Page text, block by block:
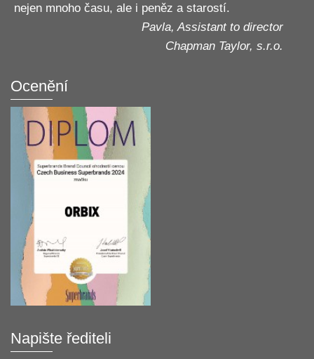
nejen mnoho času, ale i peněz a starostí.
Pavla, Assistant to director
Chapman Taylor, s.r.o.
Ocenění
Napište řediteli